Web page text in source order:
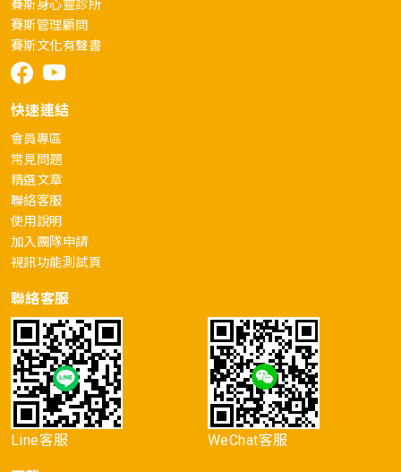
賽斯身心靈診所
賽斯管理顧問
賽斯文化有聲書
快速連結
會員專區
常見問題
精選文章
聯絡客服
使用說明
加入團隊申請
視訊功能測試頁
聯絡客服
Line客服 WeChat客服